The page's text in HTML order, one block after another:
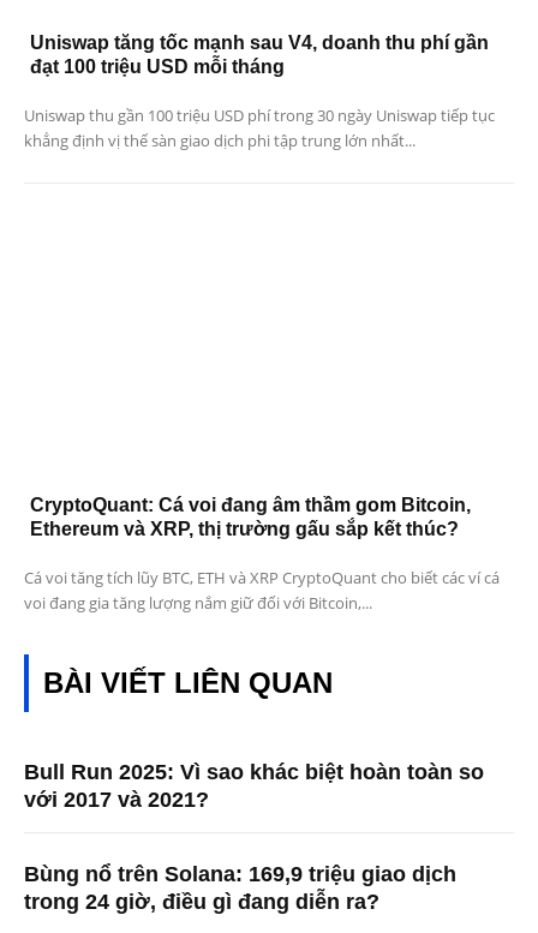
Uniswap tăng tốc mạnh sau V4, doanh thu phí gần
đạt 100 triệu USD mỗi tháng
Uniswap thu gần 100 triệu USD phí trong 30 ngày Uniswap tiếp tục
khẳng định vị thế sàn giao dịch phi tập trung lớn nhất...
CryptoQuant: Cá voi đang âm thầm gom Bitcoin,
Ethereum và XRP, thị trường gấu sắp kết thúc?
Cá voi tăng tích lũy BTC, ETH và XRP CryptoQuant cho biết các ví cá
voi đang gia tăng lượng nắm giữ đối với Bitcoin,...
BÀI VIẾT LIÊN QUAN
Bull Run 2025: Vì sao khác biệt hoàn toàn so
với 2017 và 2021?
Bùng nổ trên Solana: 169,9 triệu giao dịch
trong 24 giờ, điều gì đang diễn ra?